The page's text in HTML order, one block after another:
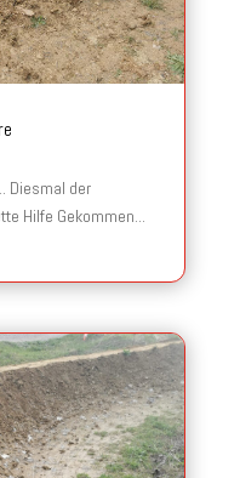
Diesmal der
Hilfe Gekommen...